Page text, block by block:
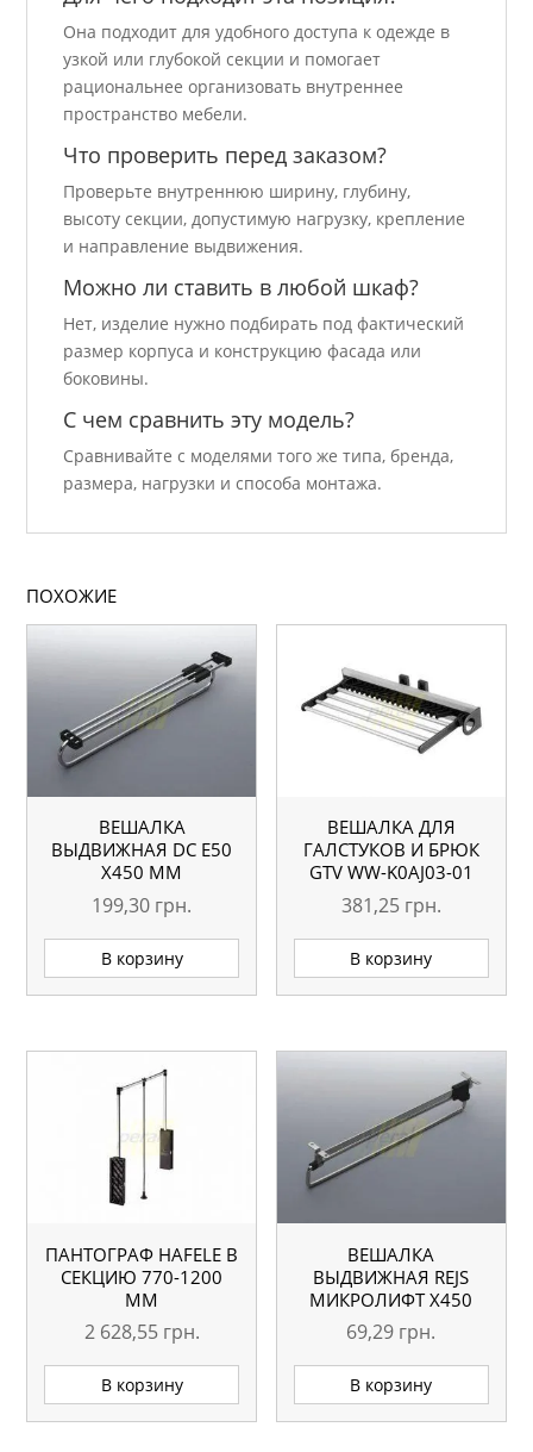
Она подходит для удобного доступа к одежде в
узкой или глубокой секции и помогает
рациональнее организовать внутреннее
пространство мебели.
Что проверить перед заказом?
Проверьте внутреннюю ширину, глубину,
высоту секции, допустимую нагрузку, крепление
и направление выдвижения.
Можно ли ставить в любой шкаф?
Нет, изделие нужно подбирать под фактический
размер корпуса и конструкцию фасада или
боковины.
С чем сравнить эту модель?
Сравнивайте с моделями того же типа, бренда,
размера, нагрузки и способа монтажа.
ПОХОЖИЕ
ВЕШАЛКА
ВЫДВИЖНАЯ DC E50
X450 ММ
199,30 грн.
В корзину
ВЕШАЛКА ДЛЯ
ГАЛСТУКОВ И БРЮК
GTV WW-K0AJ03-01
381,25 грн.
В корзину
ПАНТОГРАФ HAFELE В
СЕКЦИЮ 770-1200
ММ
2 628,55 грн.
В корзину
ВЕШАЛКА
ВЫДВИЖНАЯ REJS
МИКРОЛИФТ X450
ММ
69,29 грн.
В корзину